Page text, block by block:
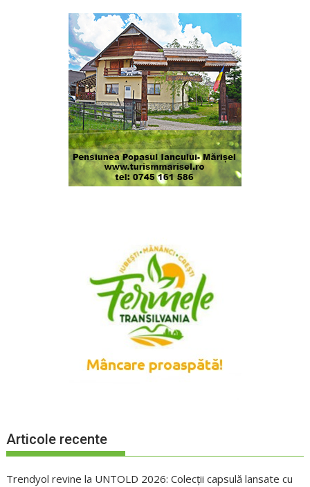
Articole recente
Trendyol revine la UNTOLD 2026: Colecții capsulă lansate cu